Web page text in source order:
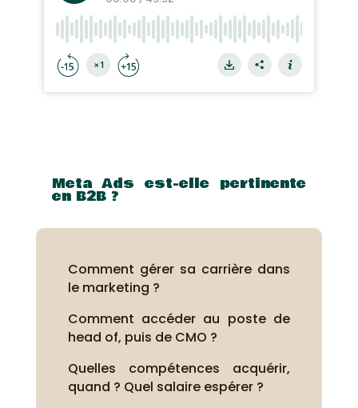
Meta Ads est-elle pertinente
en B2B ?
Comment gérer sa carrière dans
le marketing ?
Comment accéder au poste de
head of, puis de CMO ?
Quelles compétences acquérir,
quand ? Quel salaire espérer ?